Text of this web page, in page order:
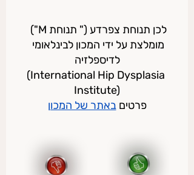
לכן תנוחת צפרדע (" תנוחת M")
מומלצת על ידי המכון לבינלאומי
לדיספלזיה
(International Hip Dysplasia
Institute)
פרטים באתר של המכון